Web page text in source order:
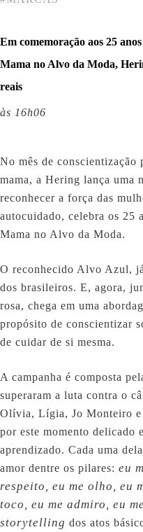
Em comemoração aos 25
Mama no Alvo da Moda,
reais
às 16h06
No mês de conscientização
mama, a Hering lança uma
reconhecer a força das
autocuidado, celebra os 25
Mama no Alvo da Moda.
O reconhecido Alvo Azul,
dos brasileiros. E, agora,
rosa, chega em uma
propósito de conscientizar
de cuidar de si mesma.
A campanha é composta
superaram a luta contra o
Olívia, Lígia, Jo Monteiro e
por este momento delicado
aprendizado. Cada uma
amor dentre os pilares: eu
respeito, eu me olho, eu
toco, eu me admiro, eu
storytelling dos atos